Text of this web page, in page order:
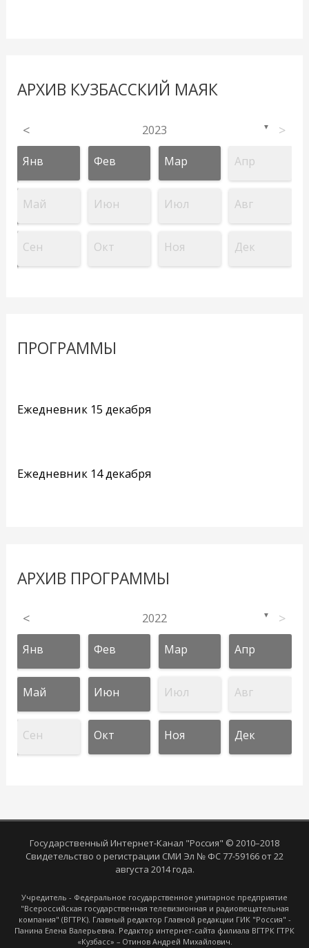
АРХИВ КУЗБАССКИЙ МАЯК
< 2023 ▼ >
Янв Фев Мар Апр
Май Июн Июл Авг
Сен Окт Ноя Дек
ПРОГРАММЫ
Ежедневник 15 декабря
Ежедневник 14 декабря
АРХИВ ПРОГРАММЫ
< 2022 ▼ >
Янв Фев Мар Апр
Май Июн Июл Авг
Сен Окт Ноя Дек
Государственный Интернет-Канал "Россия" © 2010–2018
Свидетельство о регистрации СМИ Эл № ФС 77-59166 от 22
августа 2014 года.
Учредитель - Федеральное государственное унитарное предприятие
"Всероссийская государственная телевизионная и радиовещательная
компания" (ВГТРК). Главный редактор Главной редакции ГИК "Россия" -
Панина Елена Валерьевна. Редактор интернет-сайта филиала ВГТРК ГТРК
«Кузбасс» – Отинов Андрей Михайлович.